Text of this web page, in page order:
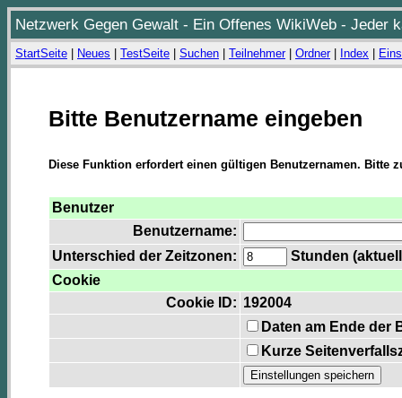
Netzwerk Gegen Gewalt - Ein Offenes WikiWeb - Jeder
StartSeite Neues TestSeite Suchen Teilnehmer| Ordner| Index
Bitte Benutzername eingeben
Diese Funktion erfordert einen gültigen Benutzernamen. Bitte
Benutzer
Benutzername:
Unterschied der Zeitzonen:
Stunden
Cookie
Cookie ID: 192004
Daten am Ende der
Kurze